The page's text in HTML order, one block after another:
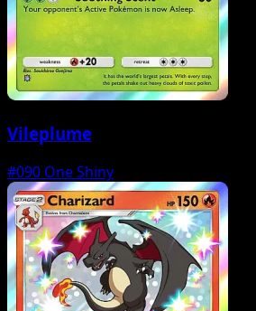
Vileplume
#090 One Shiny